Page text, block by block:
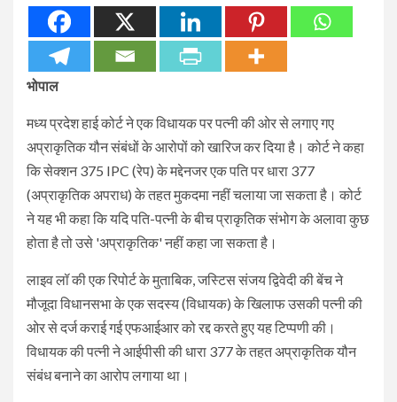
भोपाल
मध्य प्रदेश हाई कोर्ट ने एक विधायक पर पत्नी की ओर से लगाए गए
अप्राकृतिक यौन संबंधों के आरोपों को खारिज कर दिया है। कोर्ट ने कहा
कि सेक्शन 375 IPC (रेप) के मद्देनजर एक पति पर धारा 377
(अप्राकृतिक अपराध) के तहत मुकदमा नहीं चलाया जा सकता है। कोर्ट
ने यह भी कहा कि यदि पति-पत्नी के बीच प्राकृतिक संभोग के अलावा कुछ
होता है तो उसे 'अप्राकृतिक' नहीं कहा जा सकता है।
लाइव लॉ की एक रिपोर्ट के मुताबिक, जस्टिस संजय द्विवेदी की बेंच ने
मौजूदा विधानसभा के एक सदस्य (विधायक) के खिलाफ उसकी पत्नी की
ओर से दर्ज कराई गई एफआईआर को रद्द करते हुए यह टिप्पणी की।
विधायक की पत्नी ने आईपीसी की धारा 377 के तहत अप्राकृतिक यौन
संबंध बनाने का आरोप लगाया था।